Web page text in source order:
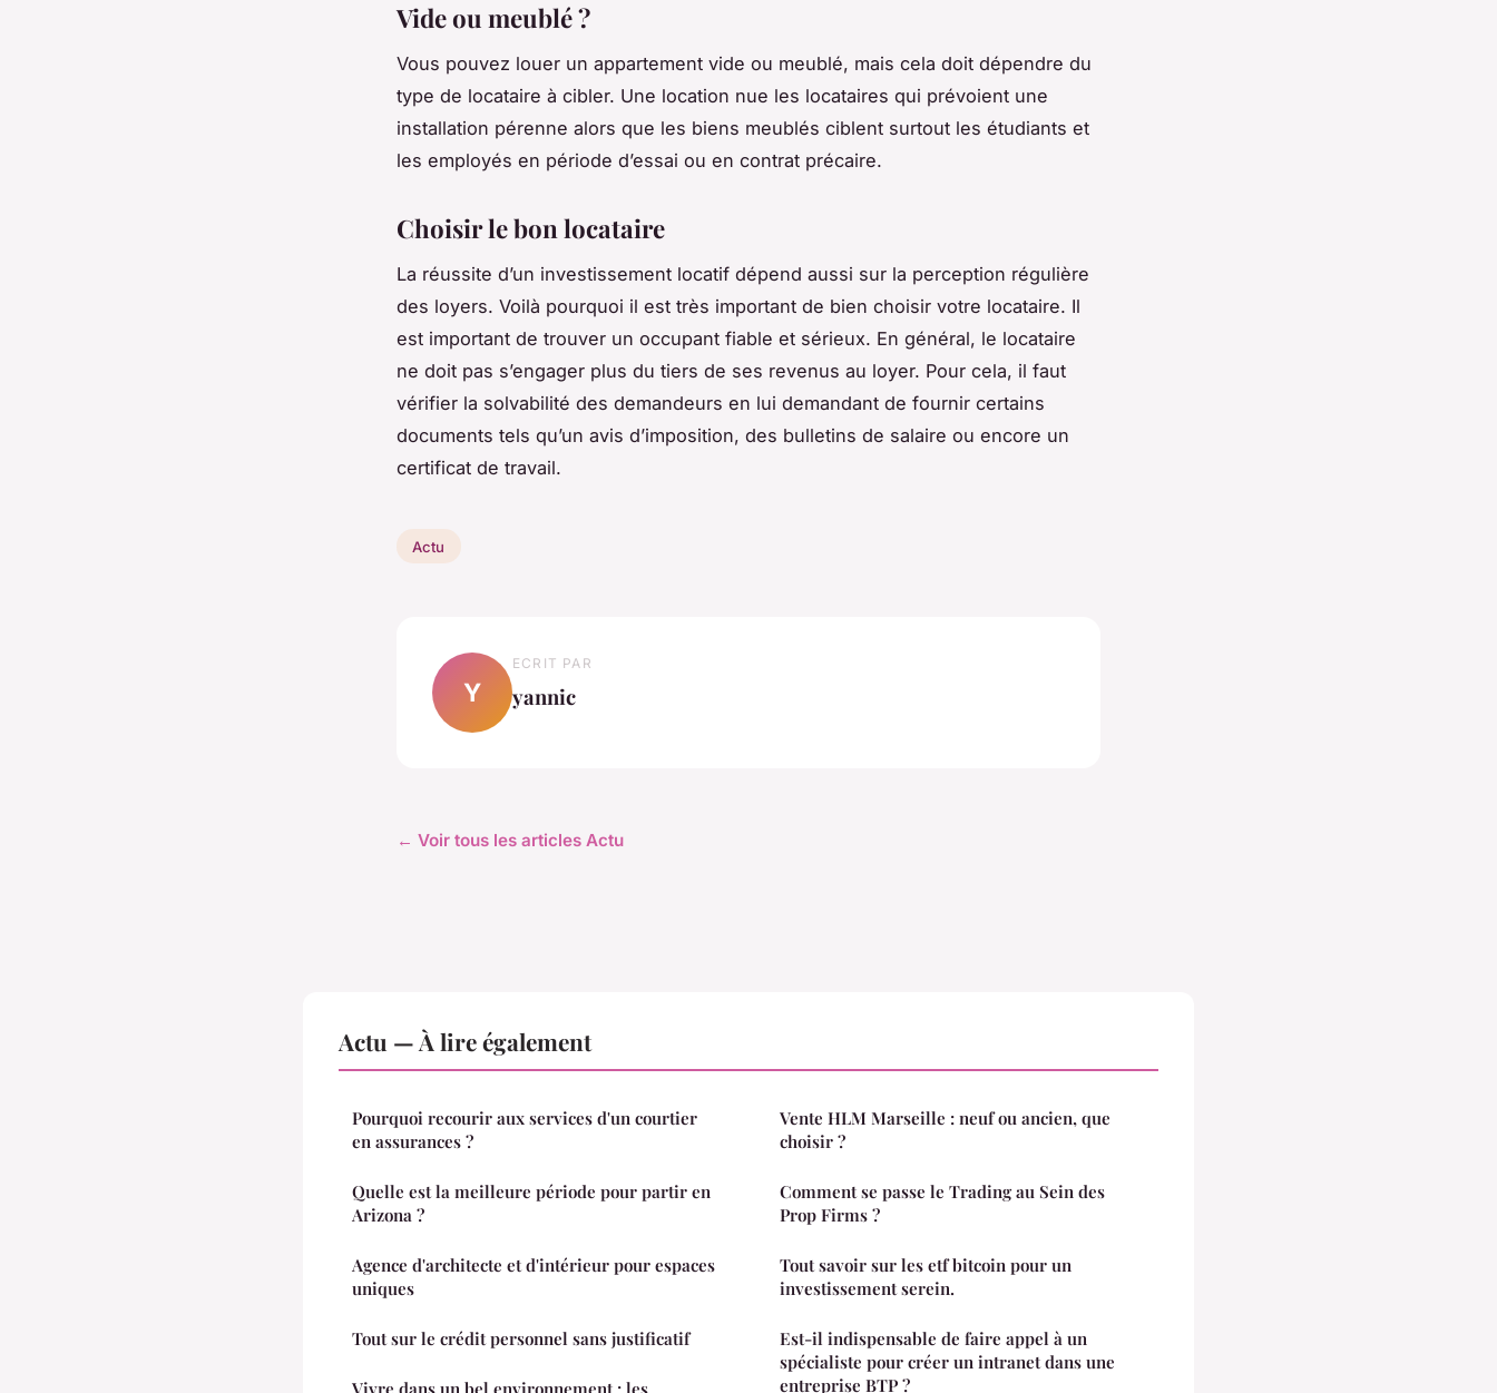
Vide ou meublé ?
Vous pouvez louer un appartement vide ou meublé, mais cela doit dépendre du
type de locataire à cibler. Une location nue les locataires qui prévoient une
installation pérenne alors que les biens meublés ciblent surtout les étudiants et
les employés en période d’essai ou en contrat précaire.
Choisir le bon locataire
La réussite d’un investissement locatif dépend aussi sur la perception régulière
des loyers. Voilà pourquoi il est très important de bien choisir votre locataire. Il
est important de trouver un occupant fiable et sérieux. En général, le locataire
ne doit pas s’engager plus du tiers de ses revenus au loyer. Pour cela, il faut
vérifier la solvabilité des demandeurs en lui demandant de fournir certains
documents tels qu’un avis d’imposition, des bulletins de salaire ou encore un
certificat de travail.
Actu
Y
ECRIT PAR
yannic
← Voir tous les articles Actu
Actu — À lire également
Pourquoi recourir aux services d'un courtier
en assurances ?
Quelle est la meilleure période pour partir en
Arizona ?
Agence d'architecte et d'intérieur pour espaces
uniques
Tout sur le crédit personnel sans justificatif
Vente HLM Marseille : neuf ou ancien, que
choisir ?
Comment se passe le Trading au Sein des
Prop Firms ?
Tout savoir sur les etf bitcoin pour un
investissement serein.
Est-il indispensable de faire appel à un
spécialiste pour créer un intranet dans une
entreprise BTP ?